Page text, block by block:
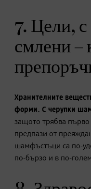
7. Цели,
смлени –
Хранителните
форми. С черупки
защото трябва
предпази от
шамфъстъци са по-
по-бързо и в по-